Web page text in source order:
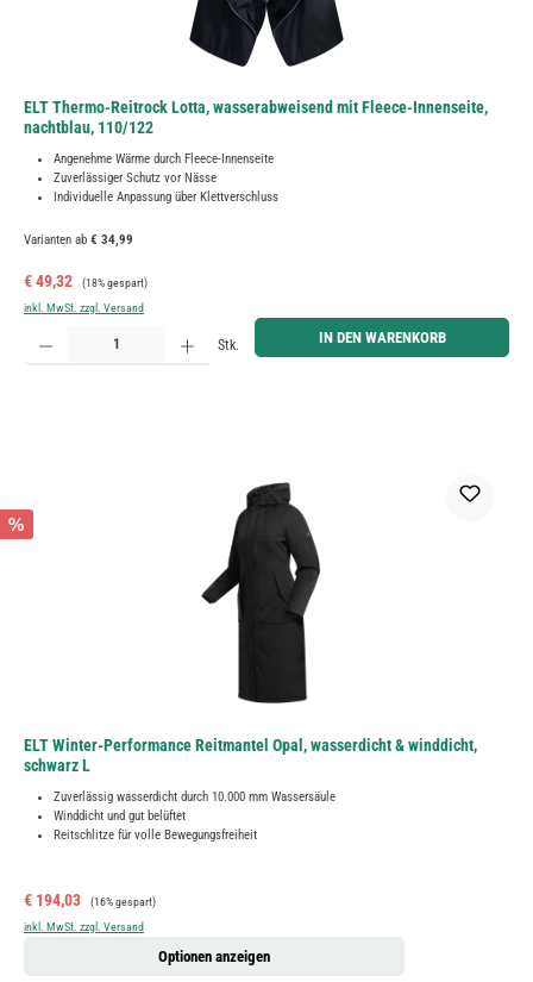
ELT Thermo-Reitrock Lotta, wasserabweisend mit Fleece-Innenseite,
nachtblau, 110/122
Angenehme Wärme durch Fleece-Innenseite
Zuverlässiger Schutz vor Nässe
Individuelle Anpassung über Klettverschluss
Varianten ab € 34,99
Verkaufspreis:
€ 49,32 Regulärer Preis:
(18% gespart)
inkl. MwSt. zzgl. Versand
Produkt Anzahl: Gib den gewünschten Wert ein oder benutze die Schaltflächen um die Anzahl zu
Stk. IN DEN WARENKORB
%
ELT Winter-Performance Reitmantel Opal, wasserdicht & winddicht,
schwarz L
Zuverlässig wasserdicht durch 10.000 mm Wassersäule
Winddicht und gut belüftet
Reitschlitze für volle Bewegungsfreiheit
Verkaufspreis:
€ 194,03 Regulärer Preis:
(16% gespart)
inkl. MwSt. zzgl. Versand
Optionen anzeigen